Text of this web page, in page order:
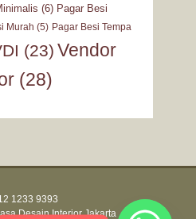
(6) Pagar Besi
Murah (5) Pagar Besi Tempa
(23) Vendor
(28)
1233 9393
Desain Interior Jakarta